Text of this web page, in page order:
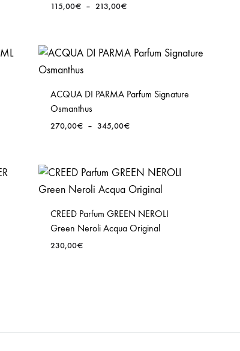
115,00€ – 213,00€Plage
à
ACQUA DI PARMA Parfum Signature
Osmanthus
270,00€ – 345,00€Plage
à
345,00€
CREED Parfum GREEN NEROLI
Green Neroli Acqua Original
230,00€